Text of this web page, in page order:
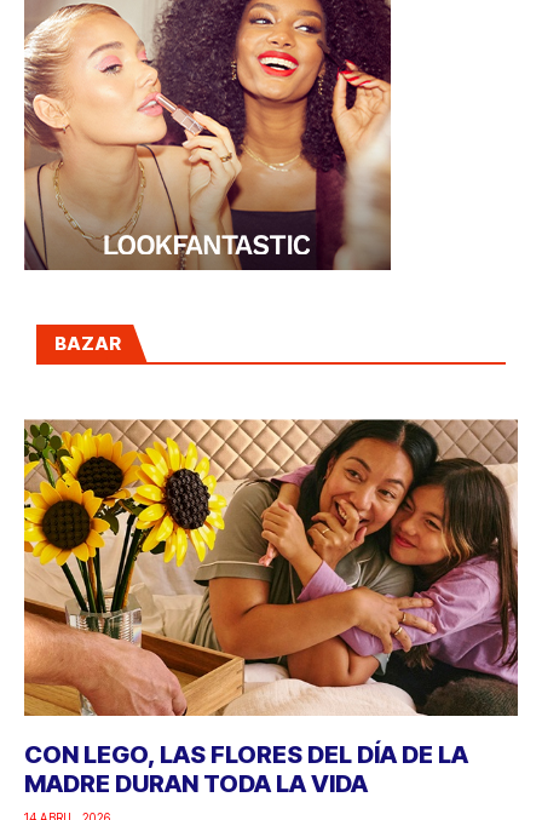
BAZAR
CON LEGO, LAS FLORES DEL DÍA DE LA
MADRE DURAN TODA LA VIDA